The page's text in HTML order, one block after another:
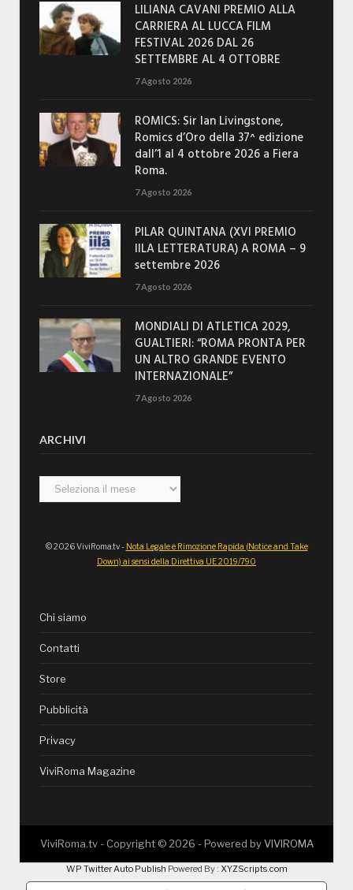
LILIANA CAVANI PREMIO ALLA
CARRIERA AL LUCCA FILM
FESTIVAL 2026 DAL 26
SETTEMBRE AL 4 OTTOBRE
7 Agosto 2026
ROMICS: Sir Ian Livingstone,
Romics d’Oro della 37^ edizione
dall’1 al 4 ottobre 2026 a Fiera
Roma.
7 Agosto 2026
PILAR QUINTANA (XVI PREMIO
IILA LETTERATURA) A ROMA – 9
settembre 2026
7 Agosto 2026
MONDIALI DI ATLETICA 2029,
GUALTIERI: “ROMA PRONTA PER
UN ALTRO GRANDE EVENTO
INTERNAZIONALE”
7 Agosto 2026
ARCHIVI
Archivi
© 2026 ViviRoma.tv - Nota Legale e Rimozione Rapida (Notice and Take
Down) ai sensi della Direttiva UE 2019/790
Chi siamo
Contatti
Store
Pubblicità
Privacy
ViviRoma Magazine
ViviRoma.tv - Copyright © 2026 - Powered byVIVIROMA
WP Twitter Auto Publish Powered By : XYZScripts.com